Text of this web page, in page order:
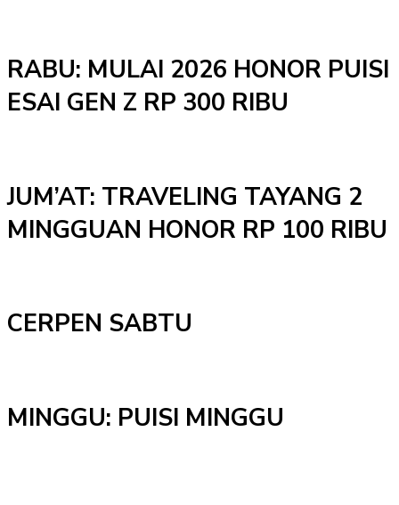
RABU: MULAI 2026 HONOR PUISI
ESAI GEN Z RP 300 RIBU
JUM’AT: TRAVELING TAYANG 2
MINGGUAN HONOR RP 100 RIBU
CERPEN SABTU
MINGGU: PUISI MINGGU